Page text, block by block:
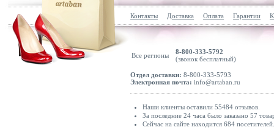
Контакты Доставка Оплата Гарантии
Все регионы
8-800-333-5792
(звонок бесплатный)
Отдел доставки: 8-800-333-5793
Электронная почта: info@artaban.ru
Наши клиенты оставили 55484 отзывов.
За последние 24 часа было заказано 57
Сейчас на сайте находится 684 посетителей.